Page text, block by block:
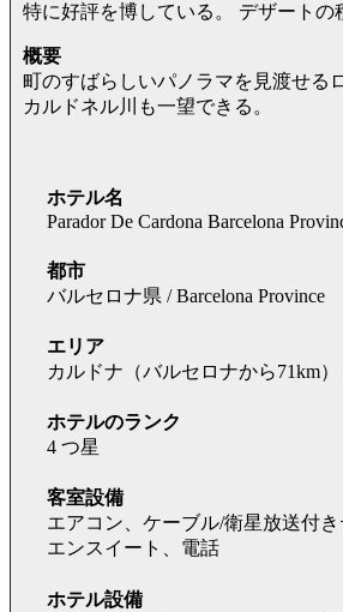
特に好評を博している。 デザート
概要
町のすばらしいパノラマを見渡せる
カルドネル川も一望できる。
ホテル名
Parador De Cardona Barcelona
都市
バルセロナ県 / Barcelona Province
エリア
カルドナ（バルセロナから71km）
ホテルのランク
4 つ星
客室設備
エアコン、ケーブル/衛星放送付
エンスイート、電話
ホテル設備